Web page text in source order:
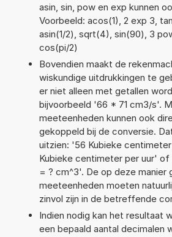
asin, sin, pow en exp kunnen
Voorbeeld: acos(1), 2 exp 3,
asin(1/2), sqrt(4), sin(90), 3
cos(pi/2)
Bovendien maakt de
wiskundige uitdrukkingen te
er niet alleen met getallen
bijvoorbeeld '66 * 71 cm3/s'.
meeteenheden kunnen ook
gekoppeld bij de conversie.
uitzien: '56 Kubieke
Kubieke centimeter per uur'
= ? cm^3'. De op deze manier
meeteenheden moeten
zinvol zijn in de betreffende
Indien nodig kan het resultaat
een bepaald aantal decimalen